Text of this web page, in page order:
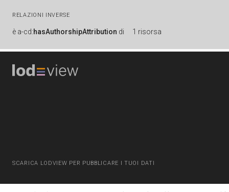
RELAZIONI INVERSE
è a-cd:hasAuthorshipAttribution di 1 risorsa
SCARICA LODVIEW PER PUBBLICARE I TUOI DATI